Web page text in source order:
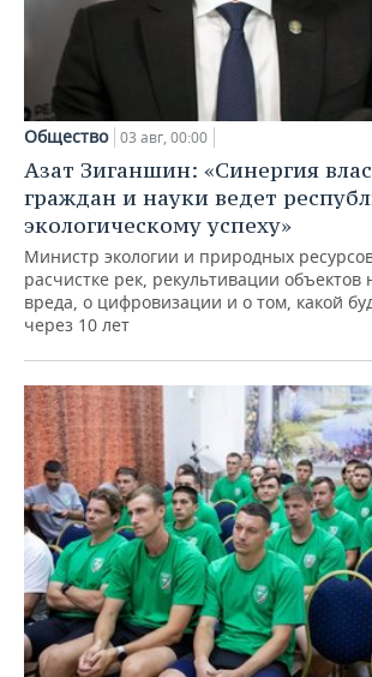
Общество 03 авг, 00:00
Азат Зиганшин: «Синергия
граждан и науки ведет
экологическому успеху»
Министр экологии и природных
расчистке рек, рекультивации объектов
вреда, о цифровизации и о том, какой
через 10 лет